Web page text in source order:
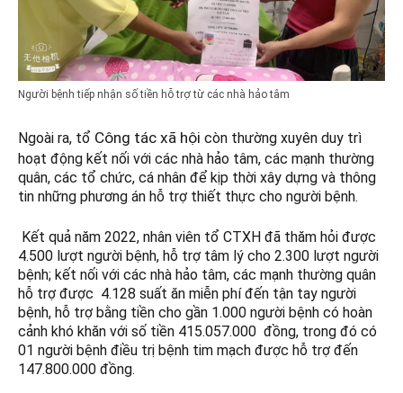
Người bệnh tiếp nhận số tiền hỗ trợ từ các nhà hảo tâm
Ngoài ra, tổ Công tác xã hội còn thường xuyên duy trì
hoạt động kết nối với các nhà hảo tâm, các mạnh thường
quân, các tổ chức, cá nhân để kịp thời xây dựng và thông
tin những phương án hỗ trợ thiết thực cho người bệnh.
Kết quả năm 2022, nhân viên tổ CTXH đã thăm hỏi được
4.500 lượt người bệnh, hỗ trợ tâm lý cho 2.300 lượt người
bệnh; kết nối với các nhà hảo tâm, các mạnh thường quân
hỗ trợ được 4.128 suất ăn miễn phí đến tận tay người
bệnh, hỗ trợ bằng tiền cho gần 1.000 người bệnh có hoàn
cảnh khó khăn với số tiền 415.057.000 đồng, trong đó có
01 người bệnh điều trị bệnh tim mạch được hỗ trợ đến
147.800.000 đồng.